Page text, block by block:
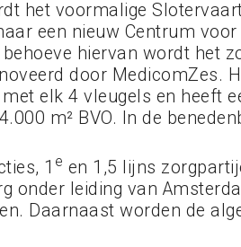
het voormalige
een nieuw Centrum voor
hiervan wordt het
door MedicomZes.
elk 4 vleugels en heeft
m² BVO. In de
1 e en 1,5 lijns
onder leiding van
Daarnaast worden de